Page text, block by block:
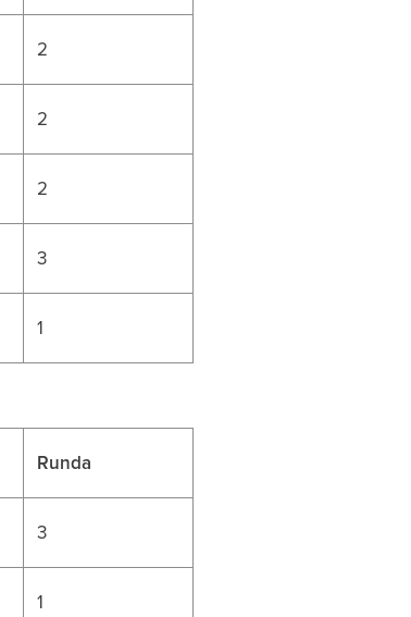
2
2
2
3
1
Runda
3
1